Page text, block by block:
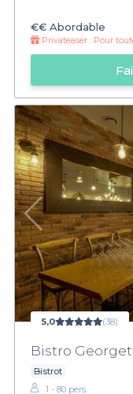
€€ Abordable
Privateaser : Pour
5,0 (38)
Bistro
Bistrot
1 - 80 pers.